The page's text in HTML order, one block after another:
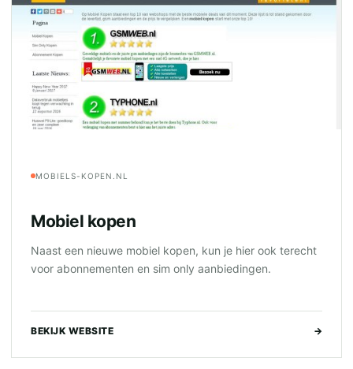
MOBIELS-KOPEN.NL
Mobiel kopen
Naast een nieuwe mobiel kopen, kun je hier ook terecht
voor abonnementen en sim only aanbiedingen.
BEKIJK WEBSITE →